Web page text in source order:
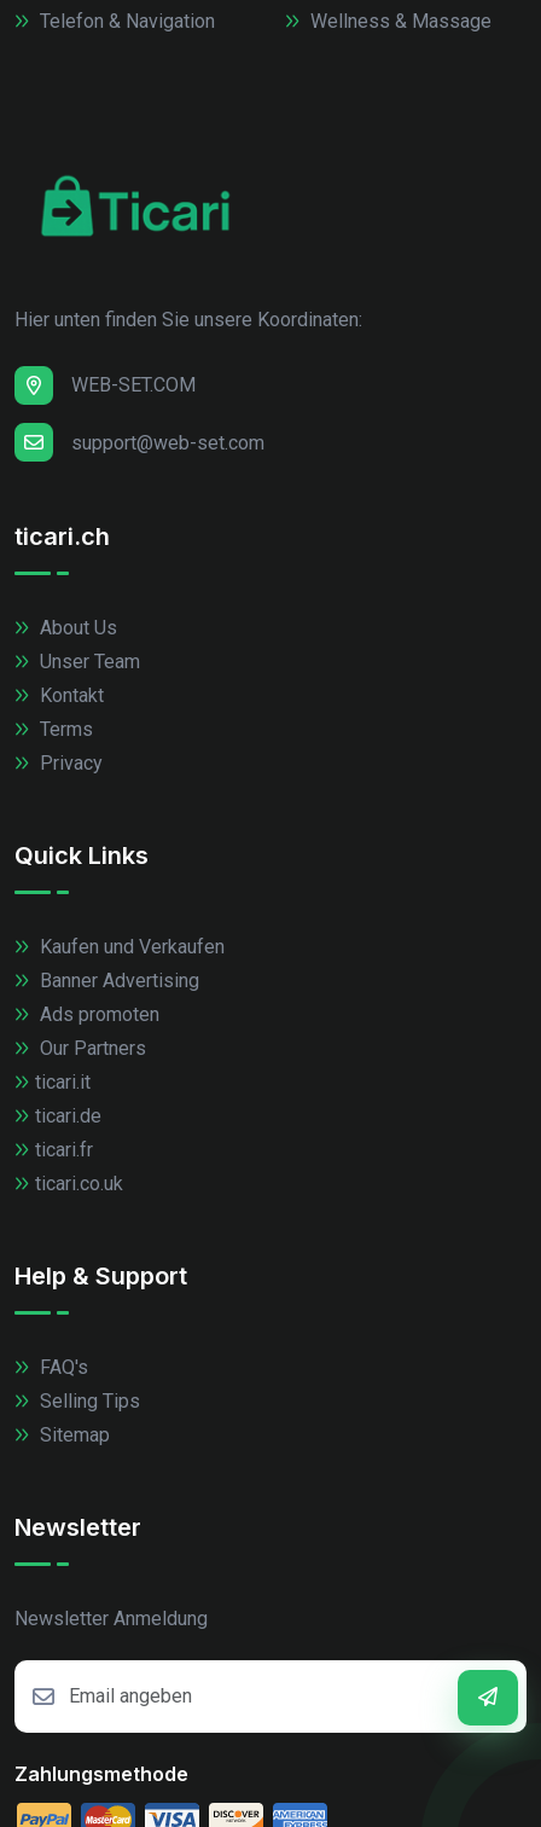
Telefon & Navigation
Wellness & Massage
Hier unten finden Sie unsere Koordinaten:
WEB-SET.COM
support@web-set.com
ticari.ch
About Us
Unser Team
Kontakt
Terms
Privacy
Quick Links
Kaufen und Verkaufen
Banner Advertising
Ads promoten
Our Partners
ticari.it
ticari.de
ticari.fr
ticari.co.uk
Help & Support
FAQ's
Selling Tips
Sitemap
Newsletter
Newsletter Anmeldung
Zahlungsmethode